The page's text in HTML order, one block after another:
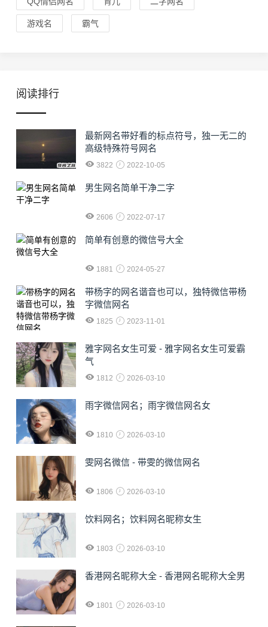
游戏名 霸气
阅读排行
最新网名带好看的标点符号，独一无二的
高级特殊符号网名
3822 2022-10-05
男生网名简单干净二字
2606 2022-07-17
简单有创意的微信号大全
1881 2024-05-27
​带杨字的网名谐音也可以，独特微信带杨
字微信网名
1825 2023-11-01
雅字网名女生可爱 - 雅字网名女生可爱霸
气
1812 2026-03-10
雨字微信网名；雨字微信网名女
1810 2026-03-10
雯网名微信 - 带雯的微信网名
1806 2026-03-10
饮料网名；饮料网名昵称女生
1803 2026-03-10
香港网名昵称大全 - 香港网名昵称大全男
1801 2026-03-10